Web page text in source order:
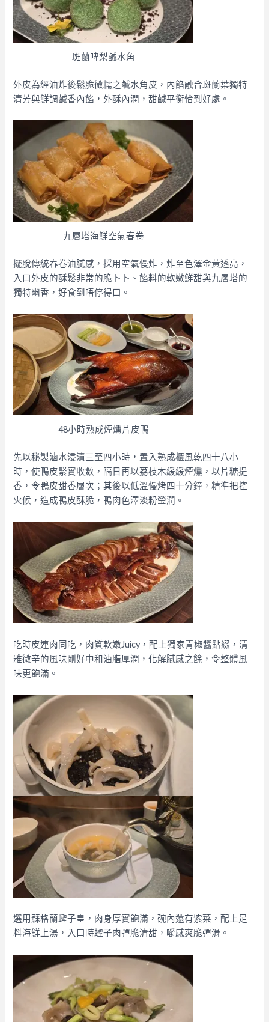
斑蘭啤梨鹹水角
外皮為經油炸後鬆脆微糯之鹹水角皮，內餡融合斑蘭葉獨特
清芳與鮮調鹹香內餡，外酥內潤，甜鹹平衡恰到好處。
九層塔海鮮空氣春卷
擺脫傳統春卷油膩感，採用空氣慢炸，炸至色澤金黃透亮，
入口外皮的酥鬆非常的脆卜卜、餡料的軟嫩鮮甜與九層塔的
獨特幽香，好食到唔停得口。
48小時熟成煙燻片皮鴨
先以秘製滷水浸漬三至四小時，置入熟成櫃風乾四十八小
時，使鴨皮緊實收斂，隔日再以荔枝木緩緩煙燻，以片糖提
香，令鴨皮甜香層次；其後以低溫慢烤四十分鐘，精準把控
火候，造成鴨皮酥脆，鴨肉色澤淡粉瑩潤。
吃時皮連肉同吃，肉質軟嫩Juicy，配上獨家青椒醬點綴，清
雅微辛的風味剛好中和油脂厚潤，化解膩感之餘，令整體風
味更飽滿。
選用蘇格蘭蟶子皇，肉身厚實飽滿，碗內還有紫菜，配上足
料海鮮上湯，入口時蟶子肉彈脆清甜，嚼感爽脆彈滑。